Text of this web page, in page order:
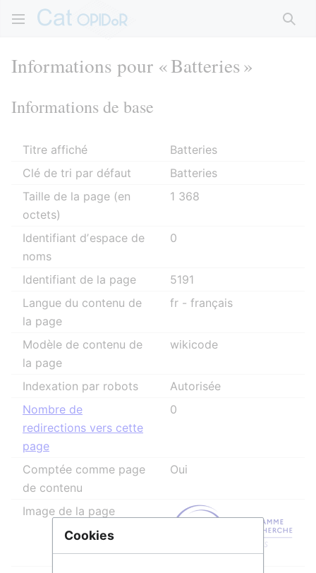
Informations pour « Batteries »
Informations de base
Titre affiché
Batteries
Clé de tri par défaut
Batteries
Taille de la page (en
octets)
1 368
Identifiant dʼespace de
noms
0
Identifiant de la page
5191
Langue du contenu de
la page
fr - français
Modèle de contenu de
la page
wikicode
Indexation par robots
Autorisée
Nombre de
redirections vers cette
page
0
Comptée comme page
de contenu
Oui
Image de la page
Cookies